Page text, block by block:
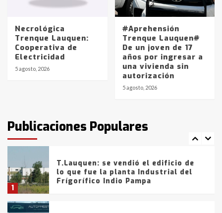
Necrológica
Trenque Lauquen:
Cooperativa de
Electricidad
5 agosto, 2026
#Aprehensión
Trenque Lauquen#
De un joven de 17
años por ingresar a
una vivienda sin
autorización
5 agosto, 2026
Publicaciones Populares
La Pampa, desde YPF hasta Axion
entre 857 a 1338 pesos
La Bolsa de Cereales de Bahía
Blanca anticipa que Agosto vendrá
con lluvias y heladas, en gran parte
fueron detenidos por
comercialización de drogas en la
tarde del sábado
1
T.Lauquen: se vendió el edificio de
lo que fue la planta Industrial del
Frígorífico Indio Pampa